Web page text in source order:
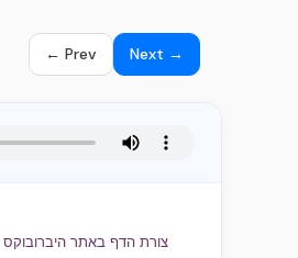
← Prev Next →
צורת הדף באתר היברובוקס